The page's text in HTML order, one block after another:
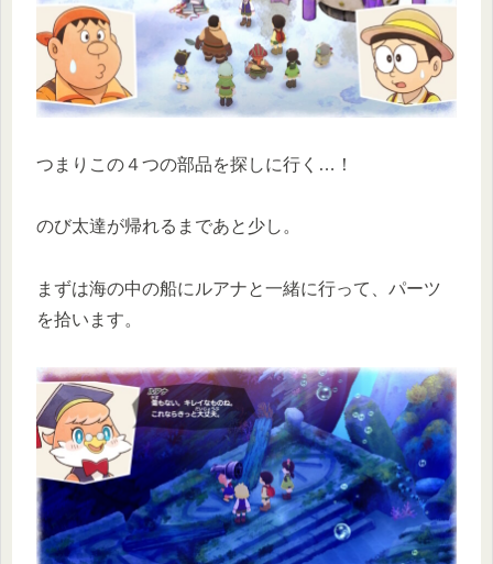
つまりこの４つの部品を探しに行く…！
のび太達が帰れるまであと少し。
まずは海の中の船にルアナと一緒に行って、パーツ
を拾います。